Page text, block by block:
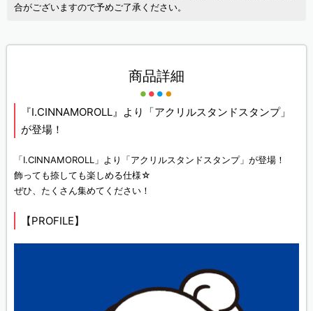
合がございますので予めご了承ください。
商品詳細
『I.CINNAMOROLL』より「アクリルスタンドスタンプ」
が登場！
「I.CINNAMOROLL」より「アクリルスタンドスタンプ」が登場！
飾っても捺しても楽しめる仕様☆
ぜひ、たくさん集めてください！
【PROFILE】